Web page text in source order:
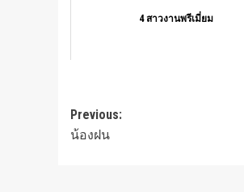
4 สาวงานพรีเมี่ยม
Post
navigation
Previous:
น้องฝน